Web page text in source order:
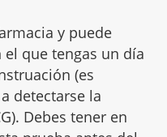
y puede
que tengas un día
(es
detectarse la
Debes tener en